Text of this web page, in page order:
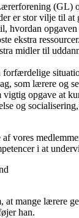
(GL)
er stor vilje til at
hvordan
ekstra
midler til
forfærdelige
som lærere og
vigtig opgave at
og
af vores
i at
at mange lærere
han.